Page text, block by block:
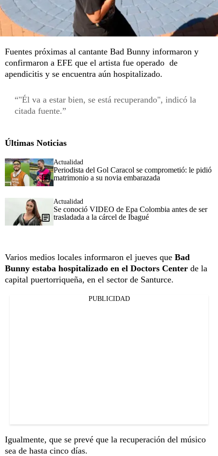
Fuentes próximas al cantante Bad Bunny informaron y
confirmaron a EFE que el artista fue operado de
apendicitis y se encuentra aún hospitalizado.
"Él va a estar bien, se está recuperando", indicó la
citada fuente.
Últimas Noticias
Actualidad
Periodista del Gol Caracol se comprometió: le pidió
matrimonio a su novia embarazada
Actualidad
Se conoció VIDEO de Epa Colombia antes de ser
trasladada a la cárcel de Ibagué
Varios medios locales informaron el jueves que Bad
Bunny estaba hospitalizado en el Doctors Center de la
capital puertorriqueña, en el sector de Santurce.
PUBLICIDAD
Igualmente, que se prevé que la recuperación del músico
sea de hasta cinco días.